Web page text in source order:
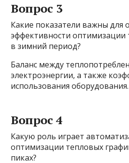
Вопрос 3
Какие показатели важны для
эффективности оптимизации
в зимний период?
Баланс между
электроэнергии, а также
использования оборудования.
Вопрос 4
Какую роль играет
оптимизации тепловых
пиках?